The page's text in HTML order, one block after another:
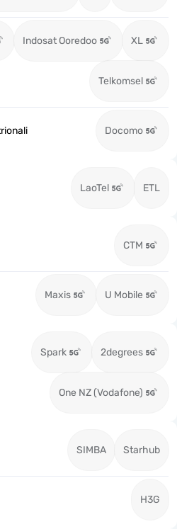
Indosat Ooredoo XL
Telkomsel
Docomo
LaoTel ETL
CTM
Maxis U Mobile
Spark 2degrees
One NZ (Vodafone)
SIMBA Starhub
H3G